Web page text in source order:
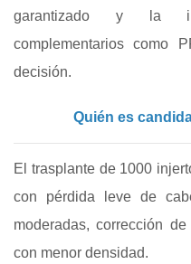
garantizado y la
complementarios como
decisión.
Quién es
El trasplante de 1000
con pérdida leve de
moderadas, corrección
con menor densidad.